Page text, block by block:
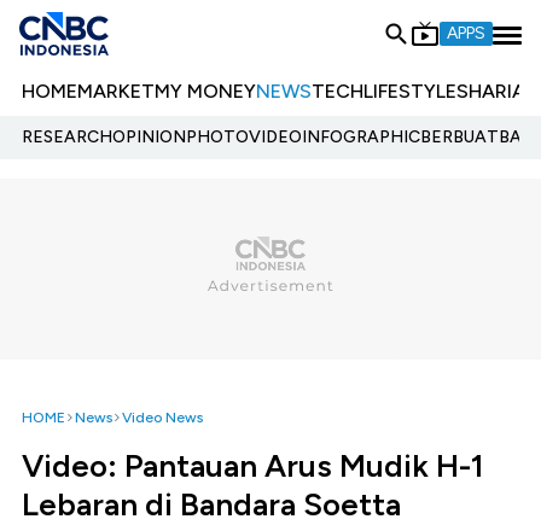
APPS
HOMEMARKETMY MONEYNEWSTECHLIFESTYLESHARIA
RESEARCHOPINIONPHOTOVIDEOINFOGRAPHIC
HOME News Video News
Video: Pantauan Arus Mudik H-1
Lebaran di Bandara Soetta